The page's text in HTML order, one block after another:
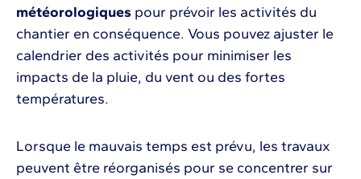
météorologiques pour prévoir les activités du
chantier en conséquence. Vous pouvez ajuster le
calendrier des activités pour minimiser les
impacts de la pluie, du vent ou des fortes
températures.
Lorsque le mauvais temps est prévu, les travaux
peuvent être réorganisés pour se concentrer sur